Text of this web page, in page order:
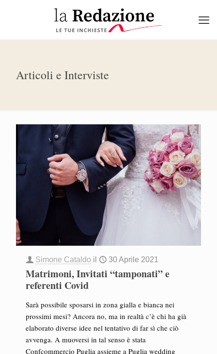
Articoli e Interviste
Simone Cataldo il 30 Aprile 2021
Matrimoni, Invitati “tamponati” e
referenti Covid
Sarà possibile sposarsi in zona gialla e bianca nei
prossimi mesi? Ancora no, ma in realtà c’è chi ha già
elaborato diverse idee nel tentativo di far sì che ciò
avvenga. A muoversi in tal senso è stata
Confcommercio Puglia assieme a Puglia wedding